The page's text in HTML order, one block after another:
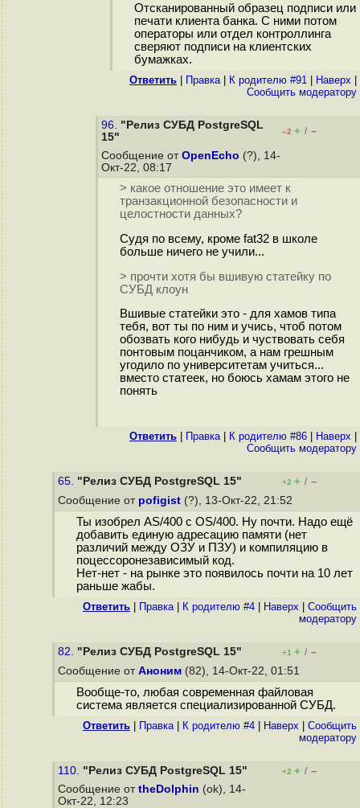
Отсканированный образец подписи или
печати клиента банка. С ними потом
операторы или отдел контроллинга
сверяют подписи на клиентских
бумажках.
Ответить Правка| К родителю #91 Наверх
Cообщить модератору
96. "Релиз СУБД PostgreSQL
15"
–2 + / –
Сообщение от OpenEcho (?), 14-
Окт-22, 08:17
> какое отношение это имеет к
транзакционной безопасности и
целостности данных?
Судя по всему, кроме fat32 в школе
больше ничего не учили...
> прочти хотя бы вшивую статейку по
СУБД клоун
Вшивые статейки это - для хамов типа
тебя, вот ты по ним и учись, чтоб потом
обозвать кого нибудь и чуствовать себя
понтовым поцанчиком, а нам грешным
угодило по университетам учиться...
вместо статеек, но боюсь хамам этого не
понять
Ответить Правка| К родителю #86 Наверх
Cообщить модератору
65. "Релиз СУБД PostgreSQL 15" +2 + / –
Сообщение от pofigist (?), 13-Окт-22, 21:52
Ты изобрел AS/400 с OS/400. Ну почти. Надо ещё
добавить единую адресацию памяти (нет
различий между ОЗУ и ПЗУ) и компиляцию в
поцессоронезависимый код.
Нет-нет - на рынке это появилось почти на 10 лет
раньше жабы.
Ответить Правка| К родителю #4 Наверх
Cообщить
модератору
82. "Релиз СУБД PostgreSQL 15" +1 + / –
Сообщение от Аноним (82), 14-Окт-22, 01:51
Вообще-то, любая современная файловая
система является специализированной СУБД.
Ответить Правка| К родителю #4 Наверх
Cообщить
модератору
110. "Релиз СУБД PostgreSQL 15" +2 + / –
Сообщение от theDolphin (ok), 14-
Окт-22, 12:23